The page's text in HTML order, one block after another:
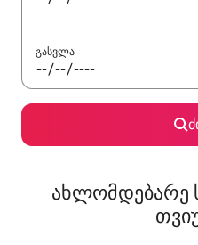
გასვლა
ახლომდებარე